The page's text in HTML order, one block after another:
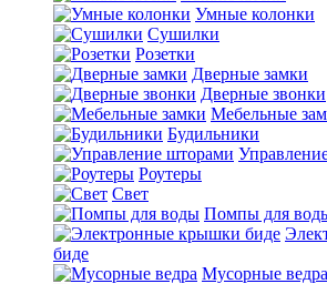
Умные колонки
Сушилки
Розетки
Дверные замки
Дверные звонки
Мебельные
Будильники
Роутеры
Свет
Помпы для
биде
Мусорные ведра